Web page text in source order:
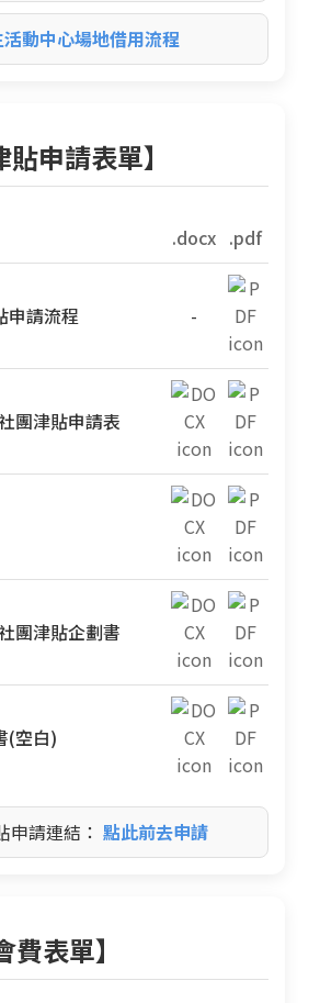
動中心場地借用流程
申請表單】
.docx .pdf
申請流程 -
團津貼申請表
團津貼企劃書
(空白)
申請連結： 點此前去申請
表單】